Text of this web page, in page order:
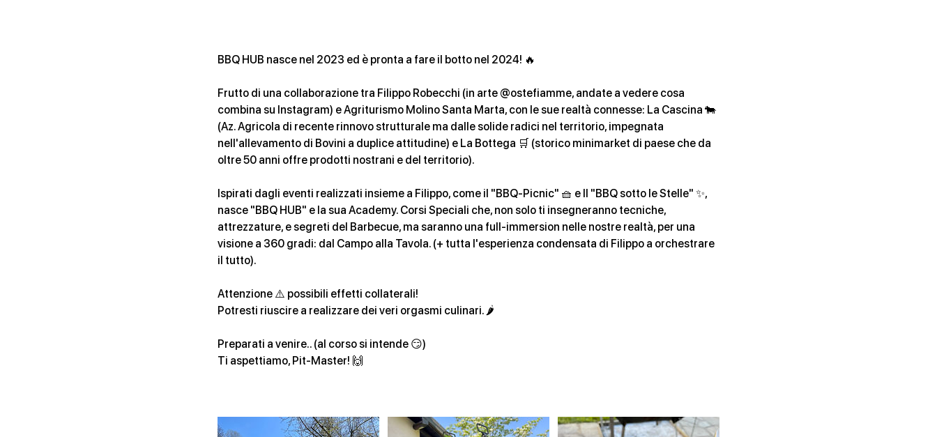
BBQ HUB nasce nel 2023 ed è pronta a fare il botto nel 2024! 🔥
Frutto di una collaborazione tra Filippo Robecchi (in arte @ostefiamme, andate a vedere cosa
combina su Instagram) e Agriturismo Molino Santa Marta, con le sue realtà connesse: La Cascina 🐄
(Az. Agricola di recente rinnovo strutturale ma dalle solide radici nel territorio, impegnata
nell'allevamento di Bovini a duplice attitudine) e La Bottega 🛒 (storico minimarket di paese che da
oltre 50 anni offre prodotti nostrani e del territorio).
Ispirati dagli eventi realizzati insieme a Filippo, come il "BBQ-Picnic" 🧺 e Il "BBQ sotto le Stelle" ✨,
nasce "BBQ HUB" e la sua Academy. Corsi Speciali che, non solo ti insegneranno tecniche,
attrezzature, e segreti del Barbecue, ma saranno una full-immersion nelle nostre realtà, per una
visione a 360 gradi: dal Campo alla Tavola. (+ tutta l'esperienza condensata di Filippo a orchestrare
il tutto).
Attenzione ⚠️ possibili effetti collaterali!
Potresti riuscire a realizzare dei veri orgasmi culinari. 🌶️
Preparati a venire.. (al corso si intende 😏)
Ti aspettiamo, Pit-Master! 🙌